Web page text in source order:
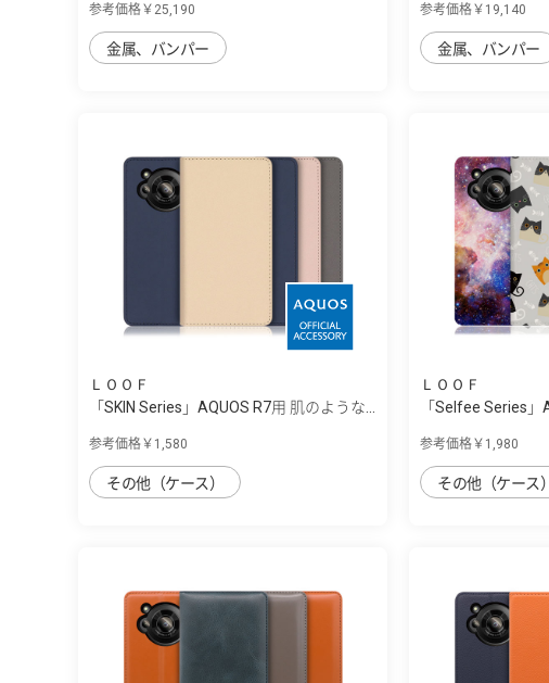
参考価格￥25,190
金属、バンパー
参考価格￥19,140
金属、バンパー
ＬＯＯＦ
「SKIN Series」AQUOS R7用 肌のような...
参考価格￥1,580
その他（ケース）
ＬＯＯＦ
「Selfee Series」
参考価格￥1,980
その他（ケース）